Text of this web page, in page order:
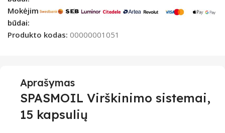
Mokėjimo
būdai:
Produkto kodas: 00000001051
Aprašymas
SPASMOIL Virškinimo sistemai,
15 kapsulių